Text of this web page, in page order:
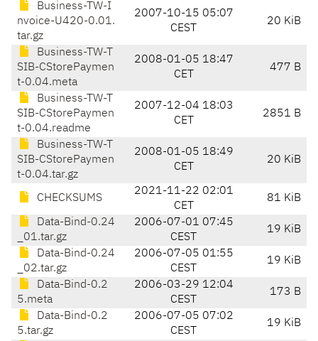
Business-TW-I
nvoice-U420-0.01.
tar.gz
2007-10-15 05:07
CEST
20 KiB
Business-TW-T
SIB-CStorePaymen
t-0.04.meta
2008-01-05 18:47
CET
477 B
Business-TW-T
SIB-CStorePaymen
t-0.04.readme
2007-12-04 18:03
CET
2851 B
Business-TW-T
SIB-CStorePaymen
t-0.04.tar.gz
2008-01-05 18:49
CET
20 KiB
CHECKSUMS
2021-11-22 02:01
CET
81 KiB
Data-Bind-0.24
_01.tar.gz
2006-07-01 07:45
CEST
19 KiB
Data-Bind-0.24
_02.tar.gz
2006-07-05 01:55
CEST
19 KiB
Data-Bind-0.2
5.meta
2006-03-29 12:04
CEST
173 B
Data-Bind-0.2
5.tar.gz
2006-07-05 07:02
CEST
19 KiB